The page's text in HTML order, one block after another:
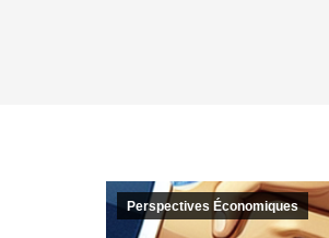
Perspectives Économiques